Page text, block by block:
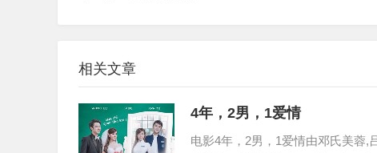
相关文章
4年，2男，1爱情
电影4年，2男，1爱情由邓氏美蓉,